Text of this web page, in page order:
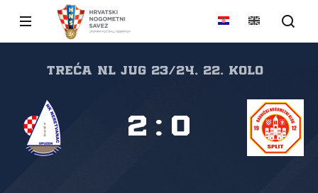
Treća NL Jug 23/24, 22. kolo
2 : 0